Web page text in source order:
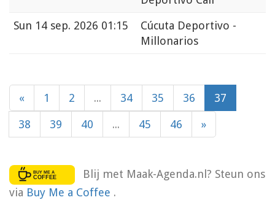
Sun 14 sep. 2026 01:15
Cúcuta Deportivo -
Millonarios
« 1 2 ... 34 35 36 37
38 39 40 ... 45 46 »
Blij met Maak-Agenda.nl? Steun ons
via Buy Me a Coffee .